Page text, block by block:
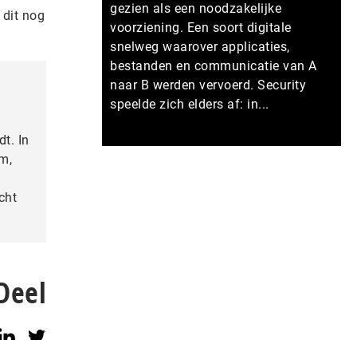
dit nog
In
gezien als een noodzakelijke
voorziening. Een soort digitale
snelweg waarover applicaties,
bestanden en communicatie van A
naar B werden vervoerd. Security
speelde zich elders af: in...